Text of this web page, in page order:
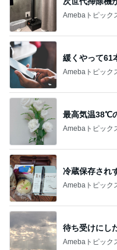
Amebaトピック
緩くやって61
Amebaトピック
最高気温38℃
Amebaトピック
冷蔵保存され
Amebaトピック
待ち受けにし
Amebaトピック